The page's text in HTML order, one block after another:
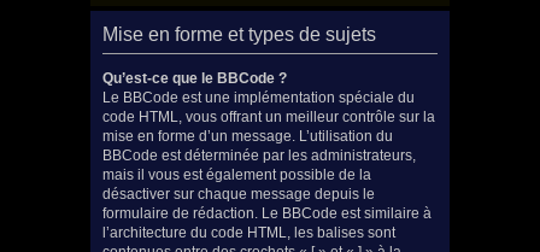
Mise en forme et types de sujets
Qu’est-ce que le BBCode ?
Le BBCode est une implémentation spéciale du
code HTML, vous offrant un meilleur contrôle sur la
mise en forme d’un message. L’utilisation du
BBCode est déterminée par les administrateurs,
mais il vous est également possible de la
désactiver sur chaque message depuis le
formulaire de rédaction. Le BBCode est similaire à
l’architecture du code HTML, les balises sont